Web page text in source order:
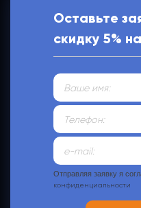
Оставьте
скидку 5%
Отправляя заявку я
конфиденциальности